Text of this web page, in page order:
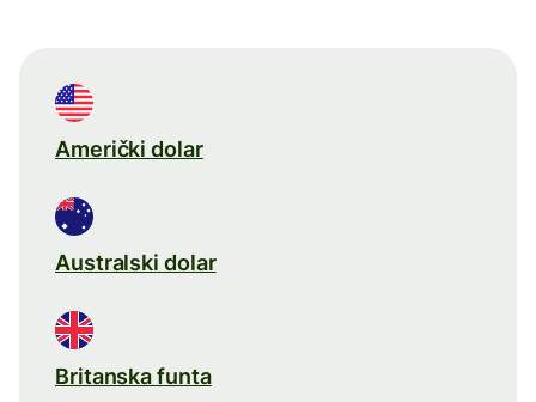
Američki dolar
Australski dolar
Britanska funta